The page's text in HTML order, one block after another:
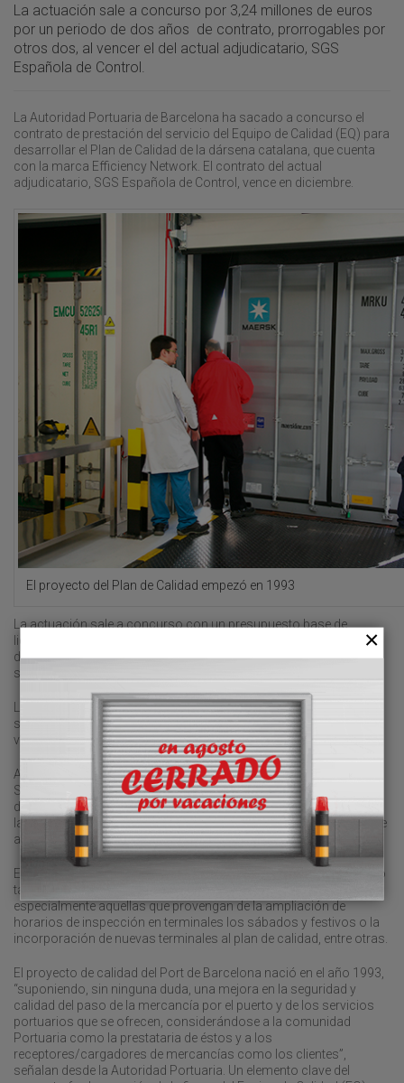
La actuación sale a concurso por 3,24 millones de euros
por un periodo de dos años de contrato, prorrogables por
otros dos, al vencer el del actual adjudicatario, SGS
Española de Control.
La Autoridad Portuaria de Barcelona ha sacado a concurso el
contrato de prestación del servicio del Equipo de Calidad (EQ) para
desarrollar el Plan de Calidad de la dársena catalana, que cuenta
con la marca Efficiency Network. El contrato del actual
adjudicatario, SGS Española de Control, vence en diciembre.
El proyecto del Plan de Calidad empezó en 1993
La actuación sale a concurso con un presupuesto base de
licitación de 3,24 millones de euros (IVA incluido) por un periodo
de dos años. Hay dos posibles prórrogas de un año cada una,
siendo la duración máxima del contrato de cuatro años.
La empresa adjudicataria deberá controlar los procesos del
sistema de calidad en las terminales de contenedores, de
vehículos y en área PIF.
Además, el adjudicatario deberá realizar la asistencia a los
Servicios de Inspección en Frontera y la gestión de las solicitudes
de posicionados de contenedores para su inspección, así como
la verificación y control de la recepción de desechos de buques de
acuerdo con el Convenio Marpol.
El contrato deberá dar respuesta a las actuales necesidades, pero
también a todas aquellas nuevas que puedan surgir,
especialmente aquellas que provengan de la ampliación de
horarios de inspección en terminales los sábados y festivos o la
incorporación de nuevas terminales al plan de calidad, entre otras.
El proyecto de calidad del Port de Barcelona nació en el año 1993,
“suponiendo, sin ninguna duda, una mejora en la seguridad y
calidad del paso de la mercancía por el puerto y de los servicios
portuarios que se ofrecen, considerándose a la comunidad
Portuaria como la prestataria de éstos y a los
receptores/cargadores de mercancías como los clientes”,
señalan desde la Autoridad Portuaria. Un elemento clave del